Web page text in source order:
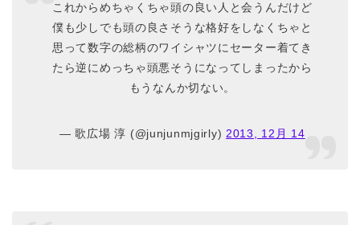
これからめちゃくちゃ頭の良い人と会うんだけど
僕も少しでも頭の良さそうな格好をしなくちゃと
思って数字の総柄のワイシャツにセーター着てき
たら逆にめっちゃ頭悪そうになってしまったから
もうなんか切ない。
— 歌広場 淳 (@junjunmjgirly) 2013, 12月 14